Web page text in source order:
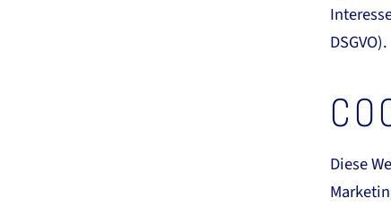
DSGVO).
Diese